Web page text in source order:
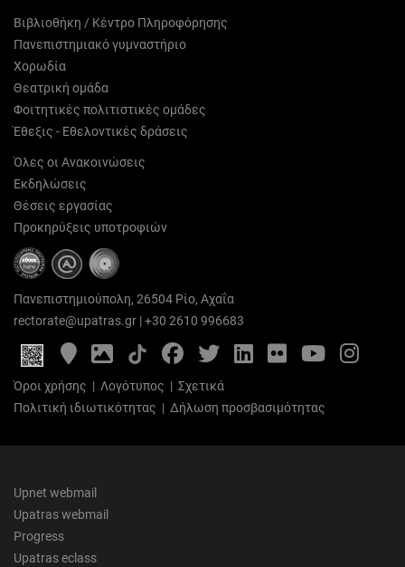
Βιβλιοθήκη / Κέντρο Πληροφόρησης
Πανεπιστημιακό γυμναστήριο
Χορωδία
Θεατρική ομάδα
Φοιτητικές πολιτιστικές ομάδες
Έθεξις - Εθελοντικές δράσεις
Όλες οι Ανακοινώσεις
Εκδηλώσεις
Θέσεις εργασίας
Προκηρύξεις υποτροφιών
Πανεπιστημιούπολη, 26504 Ρίο, Αχαΐα
rectorate@upatras.gr |+30 2610 996683
Google
Maps
Photo
Gallery
FacebookTwitterLinkedIn
FlickrYouTube
Όροι χρήσης | Λογότυπος | Σχετικά
Πολιτική ιδιωτικότητας | Δήλωση προσβασιμότητας
Upnet webmail
Upatras webmail
Progress
Upatras eclass